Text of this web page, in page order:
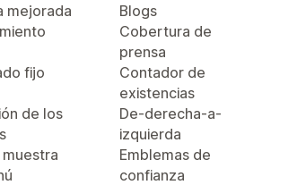
mejorada
fijo
de los
Blogs
Cobertura de
prensa
Contador de
existencias
De-derecha-a-
izquierda
Emblemas de
confianza